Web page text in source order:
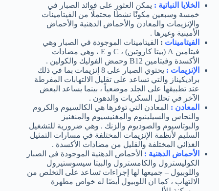
الخلايا النباتية : يمكن العثور على فوائد الصبار في
خمسة وسبعين مكونًا نشطًا محتملًا من الفيتامينات
والإنزيمات والمعادن والأحماض الدهنية والأحماض
الأمينية وغيرها .
الفيتامينات : الفيتامينات الموجودة في الصبار وهي
فيتامين A (بيتا كاروتين) ، C و E ، وهي مضادات
الأكسدة وفيتامين B12 وحمض الفوليك والكولين .
الإنزيمات :
يحتوي الصبار على 8 إنزيمات بما في ذلك
براديكيناز والتي تساعد على تقليل الالتهابات المفرطة
عند تطبيقها على الجلد موضعياً ، بينما يساعد البعض
الآخر في تحلل السكريات والدهون .
المعادن : المعادن التي توفرها هي الكالسيوم والكروم
والنحاس والسيلينيوم والمغنيسيوم والمنغنيز
والبوتاسيوم والصوديوم والزنك . وهي ضرورية للتشغيل
السليم لأنظمة الإنزيمات المختلفة في مسارات التمثيل
الغذائي المختلفة والقليل من مضادات الأكسدة .
الأحماض الدهنية : الأحماض الدهنية الموجودة في الصبار
الكوليسترول والكامسترول والبيتا سيسوستيرول
واللوبيول – جميعها لها إجراءات تساعد على التخلص من
الالتهاب ، كما ان اللوبيول أيضًا له خواص مطهرة